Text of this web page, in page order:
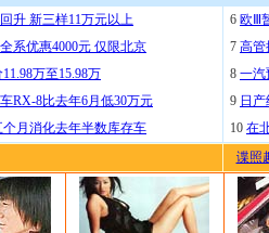
升 新三样11万元以上
系优惠4000元 仅限北京
万至15.98万
RX-8比去年6月低30万元
个月消化去年半数库存车
6 欧Ⅲ
7 高管
8 一汽
9 日
10 在
谍照